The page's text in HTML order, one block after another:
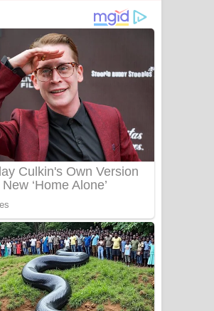
ගීතයේ පද පෙළ
Niwuna Numba Hinda Song Lyrics -
නිවුනා නුඹ හින්දා ගීතයේ පද පෙළ
Numba Dun Aadare Song Lyrics - නුඹ
දුන් ආදරේ ගීතයේ පද පෙළ
Liyamuda Dan Anagathe Song Lyrics
Doni Song Lyrics - දෝණි ගීතයේ පද
පෙළ
Benthara Palame Song Lyrics -